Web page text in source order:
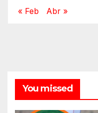
« Feb Abr »
You missed